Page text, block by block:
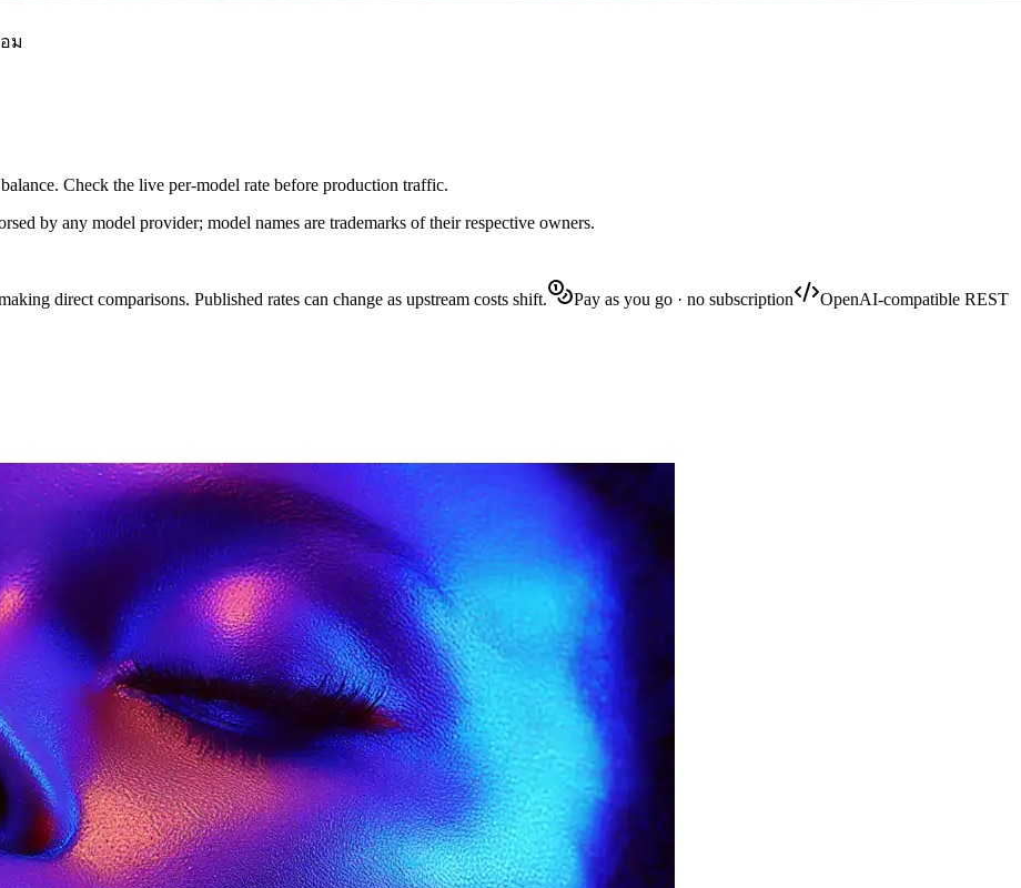
ม
Check the live per-model rate before production traffic.
by any model provider; model names are trademarks of their respective owners.
direct comparisons. Published rates can change as upstream costs shift.
Pay as you go · no subscription
OpenAI-compatible REST